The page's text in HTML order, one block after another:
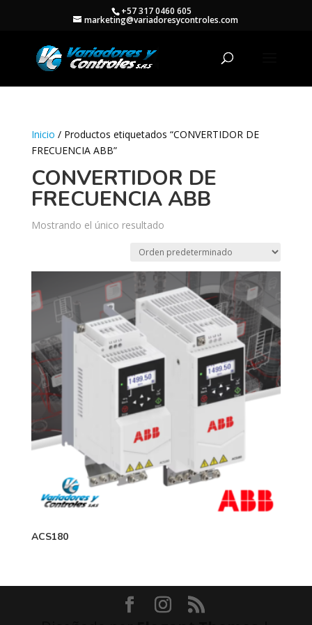
+57 317 0460 605
marketing@variadoresycontroles.com
Inicio / Productos etiquetados “CONVERTIDOR DE
FRECUENCIA ABB”
CONVERTIDOR DE
FRECUENCIA ABB
Mostrando el único resultado
ACS180